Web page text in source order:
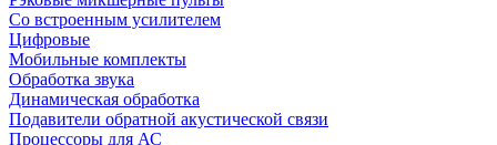
Со встроенным усилителем
Цифровые
Мобильные комплекты
Обработка звука
Динамическая обработка
Подавители обратной акустической связи
Процессоры для АС